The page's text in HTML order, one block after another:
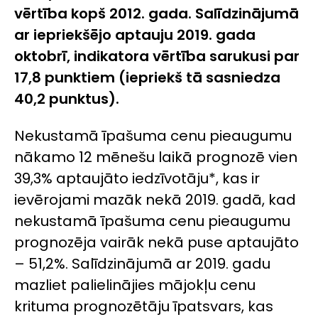
vērtība kopš 2012. gada. Salīdzinājumā
ar iepriekšējo aptauju 2019. gada
oktobrī, indikatora vērtība sarukusi par
17,8 punktiem (iepriekš tā sasniedza
40,2 punktus).
Nekustamā īpašuma cenu pieaugumu
nākamo 12 mēnešu laikā prognozē vien
39,3% aptaujāto iedzīvotāju*, kas ir
ievērojami mazāk nekā 2019. gadā, kad
nekustamā īpašuma cenu pieaugumu
prognozēja vairāk nekā puse aptaujāto
– 51,2%. Salīdzinājumā ar 2019. gadu
mazliet palielinājies mājokļu cenu
krituma prognozētāju īpatsvars, kas